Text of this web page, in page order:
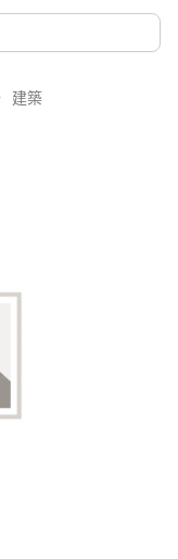
建築